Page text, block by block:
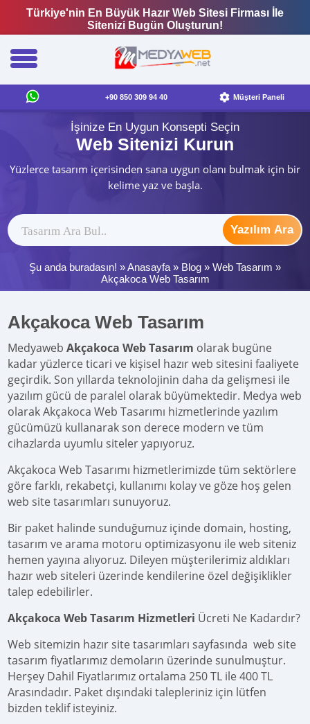
Türkiye'nin En Büyük Hazır Web Sitesi Firması İle
Sitenizi Bugün Oluşturun!
+90 850 309 94 40 Müşteri Paneli
İşinize En Uygun Konsepti Seçin
Web Sitenizi Kurun
Yüzlerce tasarım içerisinden sana uygun olanı bulmak için bir
kelime yaz ve başla.
Yazılım Ara
Şu anda buradasın! »Anasayfa » Blog » Web Tasarım »
Akçakoca Web Tasarım
Akçakoca Web Tasarım
MedyawebAkçakoca Web Tasarım olarak bugüne
kadar yüzlerce ticari ve kişisel hazır web sitesini faaliyete
geçirdik. Son yıllarda teknolojinin daha da gelişmesi ile
yazılım gücü de paralel olarak büyümektedir. Medya web
olarak Akçakoca Web Tasarımı hizmetlerinde yazılım
gücümüzü kullanarak son derece modern ve tüm
cihazlarda uyumlu siteler yapıyoruz.
Akçakoca Web Tasarımı hizmetlerimizde tüm sektörlere
göre farklı, rekabetçi, kullanımı kolay ve göze hoş gelen
web site tasarımları sunuyoruz.
Bir paket halinde sunduğumuz içinde domain, hosting,
tasarım ve arama motoru optimizasyonu ile web siteniz
hemen yayına alıyoruz. Dileyen müşterilerimiz aldıkları
hazır web siteleri üzerinde kendilerine özel değişiklikler
talep edebilirler.
Akçakoca Web Tasarım Hizmetleri Ücreti Ne Kadardır?
Web sitemizin hazır site tasarımları sayfasında web site
tasarım fiyatlarımız demoların üzerinde sunulmuştur.
Herşey Dahil Fiyatlarımız ortalama 250 TL ile 400 TL
Arasındadır. Paket dışındaki talepleriniz için lütfen
bizden teklif isteyiniz.